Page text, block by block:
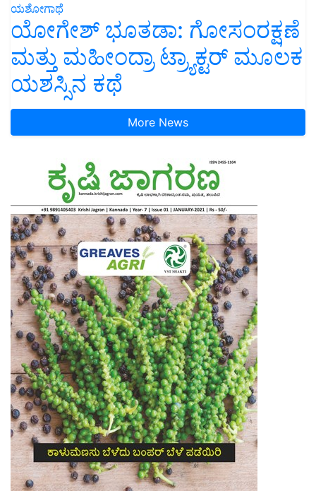
ಯಶೋಗಾಥೆ
ಯೋಗೇಶ್ ಭೂತಡಾ: ಗೋಸಂರಕ್ಷಣೆ
ಮತ್ತು ಮಹೀಂದ್ರಾ ಟ್ರ್ಯಾಕ್ಟರ್ ಮೂಲಕ
ಯಶಸ್ಸಿನ ಕಥೆ
More News